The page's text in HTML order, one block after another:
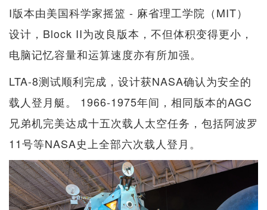
I版本由美国科学家摇篮 - 麻省理工学院（MIT）
设计，Block II为改良版本，不但体积变得更小，
电脑记忆容量和运算速度亦有所加强。
LTA-8测试顺利完成，设计获NASA确认为安全的
载人登月艇。 1966-1975年间，相同版本的AGC
兄弟机完美达成十五次载人太空任务，包括阿波罗
11号等NASA史上全部六次载人登月。